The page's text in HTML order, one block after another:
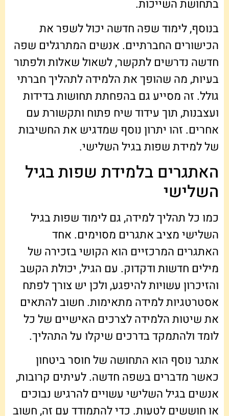
בתחושת השייכות.
בנוסף, לימוד שפה חדשה יכול לשפר את
הכישורים החברתיים. אנשים המתרגלים שפה
חדשה נדרשים לתקשר, לשאול שאלות ולפתור
בעיות, מה שהופך את הלמידה לתהליך חברתי
גולל. זה מסייע גם בהפחתת תחושות בדידות
ועצבנות, תוך עידוד שיח פתוח ותקשורת עם
אחרים. זהו יתרון נוסף שמדגיש את החשיבות
של למידת שפות בגיל השלישי.
האתגרים בלמידת שפות בגיל
השלישי
כמו כל תהליך למידה, גם לימוד שפות בגיל
השלישי מציב אתגרים מסוימים. אחד
האתגרים המרכזיים הוא הקושי בזכירה של
מילים חדשות ודקדוק. עם הגיל, יכולת הקשב
והזיכרון עשויות להיפגע, ולכן יש צורך לפתח
אסטרטגיות למידה מתאימות. חשוב להתאים
את שיטות הלמידה לצרכים האישיים של כל
לומד ולהתמקד בדרכים שיקלו על התהליך.
אתגר נוסף הוא התחושה של חוסר ביטחון
כאשר מדברים בשפה חדשה. לעיתים קרובות,
אנשים בגיל השלישי עשויים להרגיש נבוכים
או חוששים לטעות. כדי להתמודד עם זה, חשוב